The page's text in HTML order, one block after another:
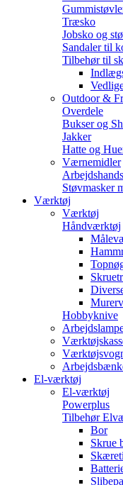
Træsko
Jobsko og
Sandaler til
Tilbehør til
Outdoor &
Overdele
Bukser og
Jakker
Hatte og
Værnemidler
Støvmasker
Værktøj
Værktøj
Håndværktøj
Hobbyknive
El-værktøj
El-værktøj
Powerplus
Tilbehør
Bor
Skrue